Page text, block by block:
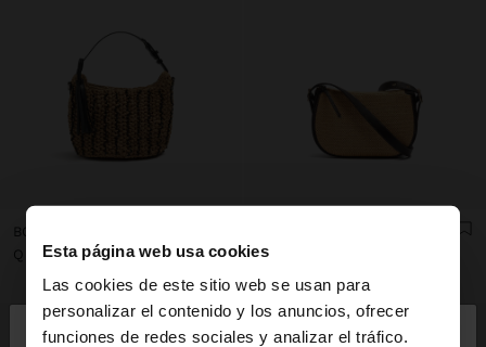
Esta página web usa cookies
Las cookies de este sitio web se usan para
personalizar el contenido y los anuncios, ofrecer
funciones de redes sociales y analizar el tráfico.
hola
Q 499,00
Q 399,00